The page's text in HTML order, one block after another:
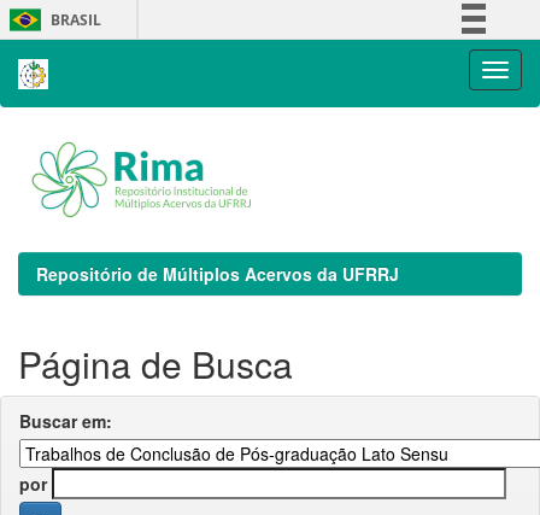
Skip
navigation
BRASIL
Repositório de Múltiplos Acervos da UFRRJ
Página de Busca
Buscar em:
por